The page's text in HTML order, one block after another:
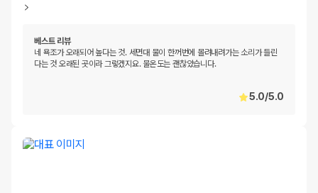
베스트 리뷰
네 욕조가 오래되어 높다는 것. 세면대 물이 한꺼번에 몰려내려가는 소리가 들린
다는 것 오래된 곳이라 그렇겠지요. 물온도는 괜찮았습니다.
5.0/5.0